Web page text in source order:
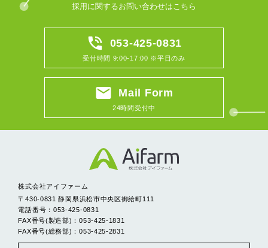
採用に関するお問い合わせはこちら
phone_in_talk 053-425-0831
受付時間 9:00-17:00 ※平日のみ
email Mail Form
24時間受付中
株式会社アイファーム
〒430-0831 静岡県浜松市中央区御給町111
電話番号：053-425-0831
FAX番号(製造部)：053-425-1831
FAX番号(総務部)：053-425-2831